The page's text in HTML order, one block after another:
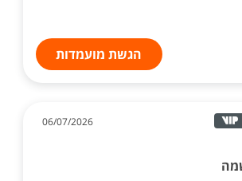
הגשת מועמדות
06/07/2026